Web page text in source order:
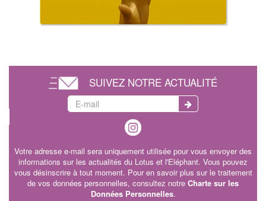
SUIVEZ NOTRE ACTUALITÉ
Votre adresse e-mail sera uniquement utilisée pour vous envoyer des
informations sur les actualités du Lotus et l'Eléphant. Vous pouvez
vous désinscrire à tout moment. Pour en savoir plus sur le traitement
de vos données personnelles, consultez notre Charte sur les
Données Personnelles.